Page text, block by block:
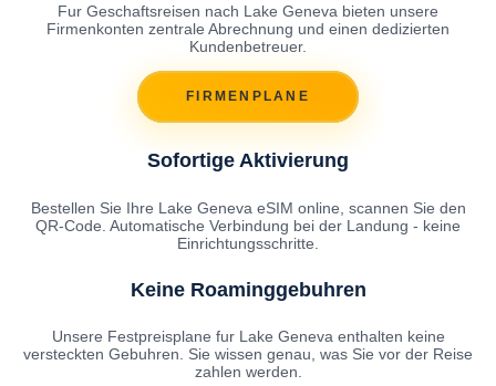
Fur Geschaftsreisen nach Lake Geneva bieten unsere
Firmenkonten zentrale Abrechnung und einen dedizierten
Kundenbetreuer.
FIRMENPLANE
Sofortige Aktivierung
Bestellen Sie Ihre Lake Geneva eSIM online, scannen Sie den
QR-Code. Automatische Verbindung bei der Landung - keine
Einrichtungsschritte.
Keine Roaminggebuhren
Unsere Festpreisplane fur Lake Geneva enthalten keine
versteckten Gebuhren. Sie wissen genau, was Sie vor der Reise
zahlen werden.